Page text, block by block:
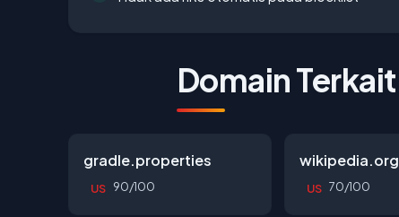
Domain Terkait
gradle.properties
US 90/100
wikipedia.org
US 70/100